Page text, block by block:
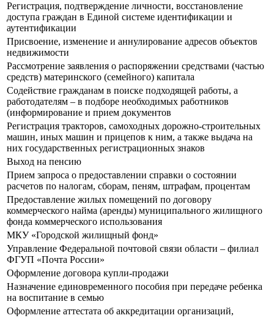
Регистрация, подтверждение личности, восстановление
доступа граждан в Единой системе идентификации и
аутентификации
Присвоение, изменение и аннулирование адресов объектов
недвижимости
Рассмотрение заявления о распоряжении средствами (частью
средств) материнского (семейного) капитала
Содействие гражданам в поиске подходящей работы, а
работодателям – в подборе необходимых работников
(информирование и прием документов
Регистрация тракторов, самоходных дорожно-строительных
машин, иных машин и прицепов к ним, а также выдача на
них государственных регистрационных знаков
Выход на пенсию
Прием запроса о предоставлении справки о состоянии
расчетов по налогам, сборам, пеням, штрафам, процентам
Предоставление жилых помещений по договору
коммерческого найма (аренды) муниципального жилищного
фонда коммерческого использования
МКУ «Городской жилищный фонд»
Управление Федеральной почтовой связи области – филиал
ФГУП «Почта России»
Оформление договора купли-продажи
Назначение единовременного пособия при передаче ребенка
на воспитание в семью
Оформление аттестата об аккредитации организаций,